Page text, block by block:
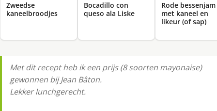
Zweedse
kaneelbroodjes
Bocadillo con
queso ala Liske
Rode bessenjam
met kaneel en
likeur (of sap)
Met dit recept heb ik een prijs (8 soorten mayonaise)
gewonnen bij Jean Bâton.
Lekker lunchgerecht.